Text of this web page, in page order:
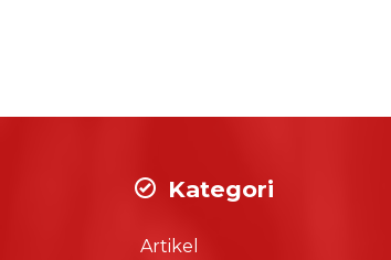
Kategori
Artikel